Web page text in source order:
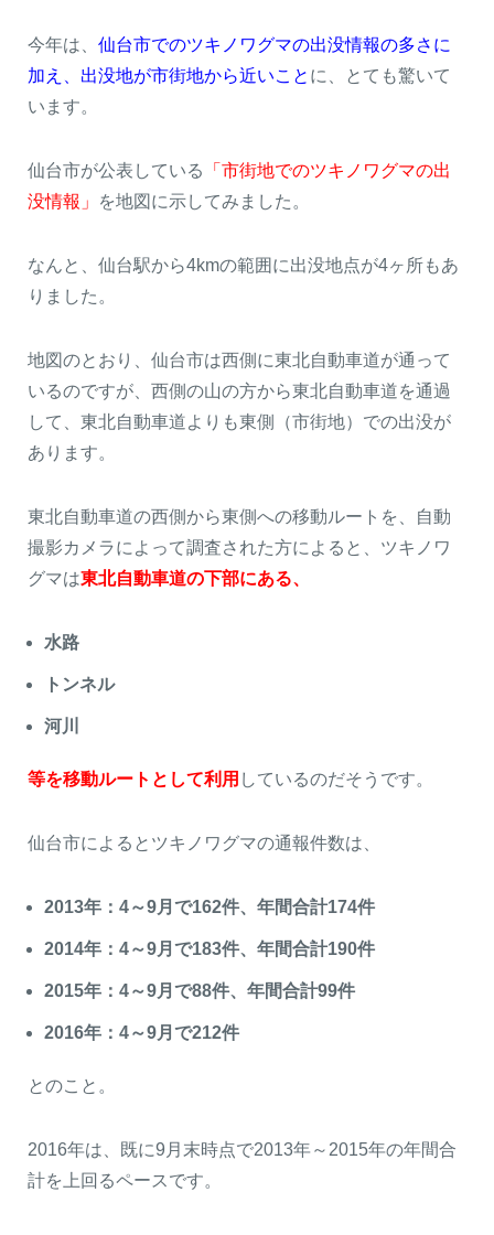
今年は、 仙台市でのツキノワグマの出没情報の多さに
加え、出没地が市街地から近いこと に、とても驚いて
います。
仙台市が公表している
「市街地でのツキノワグマの出
没情報」
を地図に示してみました。
なんと、仙台駅から4kmの範囲に出没地点が4ヶ所もあ
りました。
地図のとおり、仙台市は西側に東北自動車道が通って
いるのですが、西側の山の方から東北自動車道を通過
して、東北自動車道よりも東側（市街地）での出没が
あります。
東北自動車道の西側から東側への移動ルートを、自動
撮影カメラによって調査された方によると、ツキノワ
グマは東北自動車道の下部にある、
水路
トンネル
河川
等を移動ルートとして利用 しているのだそうです。
仙台市によるとツキノワグマの通報件数は、
2013年：4～9月で162件、年間合計174件
2014年：4～9月で183件、年間合計190件
2015年：4～9月で88件、年間合計99件
2016年：4～9月で212件
とのこと。
2016年は、既に9月末時点で2013年～2015年の年間合
計を上回るペースです。